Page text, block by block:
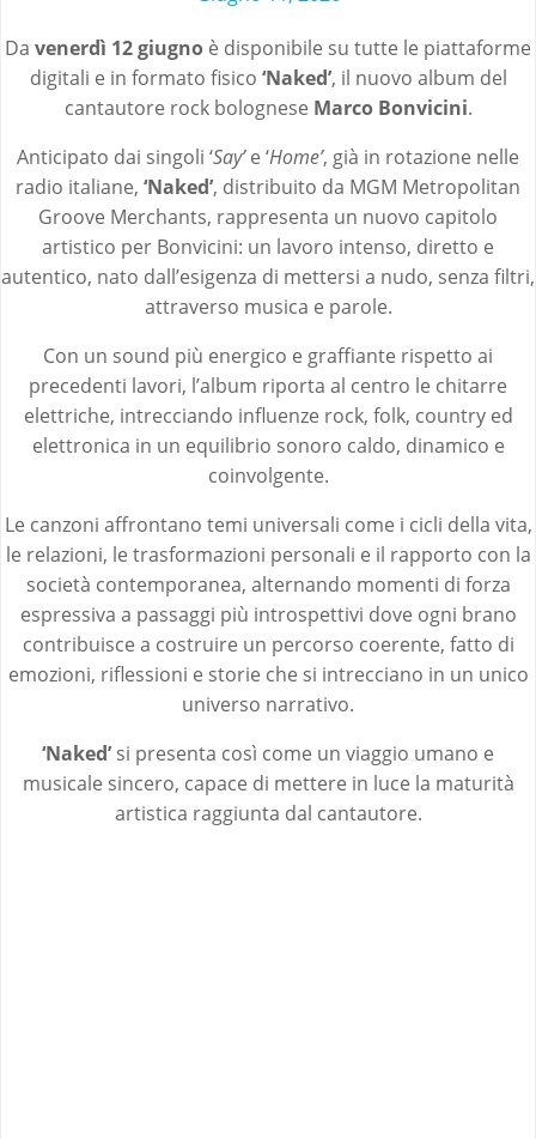
Da venerdì 12 giugno è disponibile su tutte le piattaforme
digitali e in formato fisico ‘Naked’, il nuovo album del
cantautore rock bolognese Marco Bonvicini.
Anticipato dai singoli ‘Say’e ‘Home’, già in rotazione nelle
radio italiane, ‘Naked’, distribuito da MGM Metropolitan
Groove Merchants, rappresenta un nuovo capitolo
artistico per Bonvicini: un lavoro intenso, diretto e
autentico, nato dall’esigenza di mettersi a nudo, senza filtri,
attraverso musica e parole.
Con un sound più energico e graffiante rispetto ai
precedenti lavori, l’album riporta al centro le chitarre
elettriche, intrecciando influenze rock, folk, country ed
elettronica in un equilibrio sonoro caldo, dinamico e
coinvolgente.
Le canzoni affrontano temi universali come i cicli della vita,
le relazioni, le trasformazioni personali e il rapporto con la
società contemporanea, alternando momenti di forza
espressiva a passaggi più introspettivi dove ogni brano
contribuisce a costruire un percorso coerente, fatto di
emozioni, riflessioni e storie che si intrecciano in un unico
universo narrativo.
‘Naked’si presenta così come un viaggio umano e
musicale sincero, capace di mettere in luce la maturità
artistica raggiunta dal cantautore.